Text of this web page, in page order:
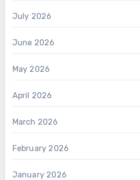
July 2026
June 2026
May 2026
April 2026
March 2026
February 2026
January 2026